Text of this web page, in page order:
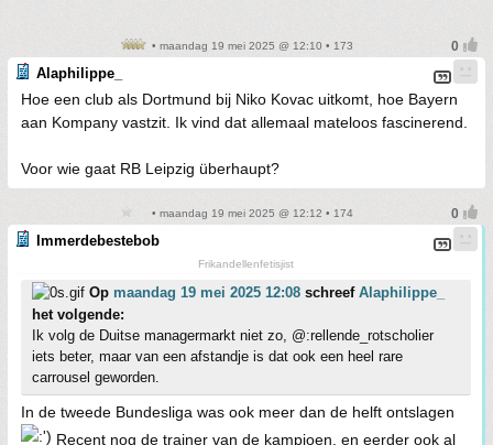
• maandag 19 mei 2025 @ 12:10 • 173
Alaphilippe_
Hoe een club als Dortmund bij Niko Kovac uitkomt, hoe Bayern
aan Kompany vastzit. Ik vind dat allemaal mateloos fascinerend.
Voor wie gaat RB Leipzig überhaupt?
• maandag 19 mei 2025 @ 12:12 • 174
Immerdebestebob
Frikandellenfetisjist
Op maandag 19 mei 2025 12:08 schreef Alaphilippe_
het volgende:
Ik volg de Duitse managermarkt niet zo, @:rellende_rotscholier
iets beter, maar van een afstandje is dat ook een heel rare
carrousel geworden.
In de tweede Bundesliga was ook meer dan de helft ontslagen
Recent nog de trainer van de kampioen, en eerder ook al